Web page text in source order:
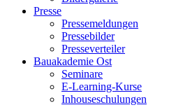
Presse
Pressemeldungen
Pressebilder
Presseverteiler
Bauakademie Ost
Seminare
E-Learning-Kurse
Inhouseschulungen